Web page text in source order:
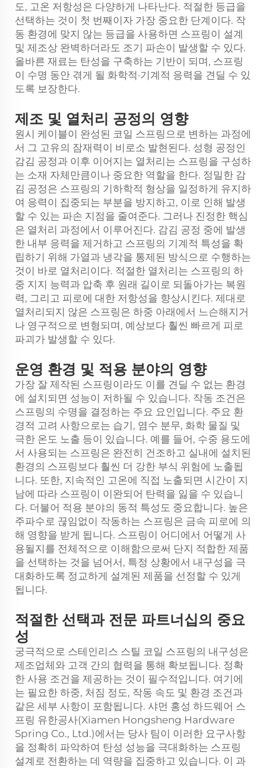
도, 고온 저항성은 다양하게 나타난다. 적절한 등급을
선택하는 것이 첫 번째이자 가장 중요한 단계이다. 작
동 환경에 맞지 않는 등급을 사용하면 스프링이 설계
및 제조상 완벽하더라도 조기 파손이 발생할 수 있다.
올바른 재료는 탄성을 구축하는 기반이 되며, 스프링
이 수명 동안 겪게 될 화학적·기계적 응력을 견딜 수 있
도록 보장한다.
제조 및 열처리 공정의 영향
원시 케이블이 완성된 코일 스프링으로 변하는 과정에
서 그 고유의 잠재력이 비로소 발현된다. 성형 공정인
감김 공정과 이후 이어지는 열처리는 스프링을 구성하
는 소재 자체만큼이나 중요한 역할을 한다. 정밀한 감
김 공정은 스프링의 기하학적 형상을 일정하게 유지하
여 응력이 집중되는 부분을 방지하고, 이로 인해 발생
할 수 있는 파손 지점을 줄여준다. 그러나 진정한 핵심
은 열처리 과정에서 이루어진다. 감김 공정 중에 발생
한 내부 응력을 제거하고 스프링의 기계적 특성을 확
립하기 위해 가열과 냉각을 통제된 방식으로 수행하는
것이 바로 열처리이다. 적절한 열처리는 스프링의 하
중 지지 능력과 압축 후 원래 길이로 되돌아가는 복원
력, 그리고 피로에 대한 저항성을 향상시킨다. 제대로
열처리되지 않은 스프링은 하중 아래에서 느슨해지거
나 영구적으로 변형되며, 예상보다 훨씬 빠르게 피로
파괴가 발생할 수 있다.
운영 환경 및 적용 분야의 영향
가장 잘 제작된 스프링이라도 이를 견딜 수 없는 환경
에 설치되면 성능이 저하될 수 있습니다. 작동 조건은
스프링의 수명을 결정하는 주요 요인입니다. 주요 환
경적 고려 사항으로는 습기, 염수 분무, 화학 물질 및
극한 온도 노출 등이 있습니다. 예를 들어, 수중 용도에
서 사용되는 스프링은 완전히 건조하고 실내에 설치된
환경의 스프링보다 훨씬 더 강한 부식 위험에 노출됩
니다. 또한, 지속적인 고온에 직접 노출되면 시간이 지
남에 따라 스프링이 이완되어 탄력을 잃을 수 있습니
다. 더불어 적용 분야의 동적 특성도 중요합니다. 높은
주파수로 끊임없이 작동하는 스프링은 금속 피로에 의
해 영향을 받게 됩니다. 스프링이 어디에서 어떻게 사
용될지를 전체적으로 이해함으로써 단지 적합한 제품
을 선택하는 것을 넘어서, 특정 상황에서 내구성을 극
대화하도록 정교하게 설계된 제품을 선정할 수 있게
됩니다.
적절한 선택과 전문 파트너십의 중요
성
궁극적으로 스테인리스 스틸 코일 스프링의 내구성은
제조업체와 고객 간의 협력을 통해 확보됩니다. 정확
한 사용 조건을 제공하는 것이 필수적입니다. 여기에
는 필요한 하중, 처짐 정도, 작동 속도 및 환경 조건과
같은 세부 사항이 포함됩니다. 샤먼 홍성 하드웨어 스
프링 유한공사(Xiamen Hongsheng Hardware
Spring Co., Ltd.)에서는 당사 팀이 이러한 요구사항
을 정확히 파악하여 탄성 성능을 극대화하는 스프링
설계로 전환하는 데 역량을 집중하고 있습니다. 이 과